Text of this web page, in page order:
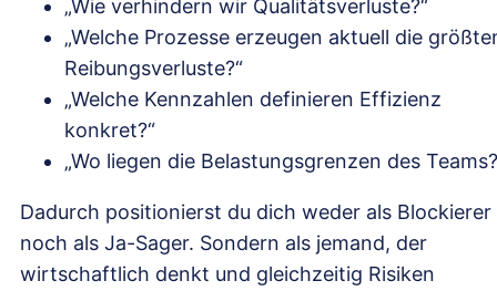
„Wie verhindern wir Qualitätsverluste?“
„Welche Prozesse erzeugen aktuell die
Reibungsverluste?“
„Welche Kennzahlen definieren Effizienz
konkret?“
„Wo liegen die Belastungsgrenzen des
Dadurch positionierst du dich weder als Blockierer
noch als Ja-Sager. Sondern als jemand, der
wirtschaftlich denkt und gleichzeitig Risiken